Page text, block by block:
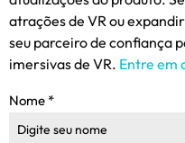
atrações de VR ou
seu parceiro de confiança
imersivas de VR. Entre em
Nome *